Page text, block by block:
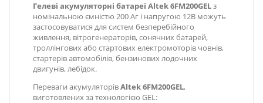
Гелеві акумуляторні батареї Altek 6FM200GELз
номінальною ємністю 200 Аг і напругою 12В можуть
застосовуватися для систем безперебійного
живлення, вітрогенераторів, сонячних батарей,
троллінгових або стартових електромоторів човнів,
стартерів автомобілів, бензинових лодочних
двигунів, лебідок.
Переваги акумуляторівAltek 6FM200GEL,
виготовлених за технологією GEL: